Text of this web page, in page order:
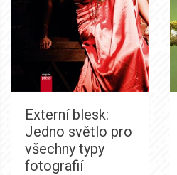
Externí blesk:
Jedno světlo pro
všechny typy
fotografií